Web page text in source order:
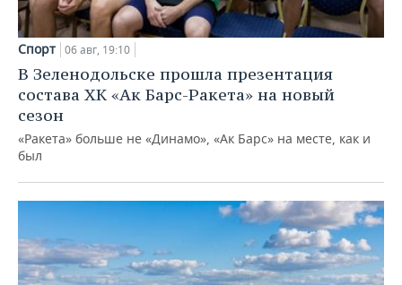
Спорт 06 авг, 19:10
В Зеленодольске прошла презентация
состава ХК «Ак Барс-Ракета» на новый
сезон
«Ракета» больше не «Динамо», «Ак Барс» на месте, как и
был